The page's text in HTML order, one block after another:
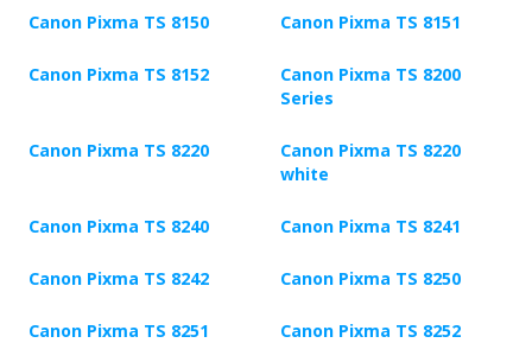
Canon Pixma TS 8150 Canon Pixma TS 8151
Canon Pixma TS 8152
Canon Pixma TS 8200
Series
Canon Pixma TS 8220
Canon Pixma TS 8220
white
Canon Pixma TS 8240 Canon Pixma TS 8241
Canon Pixma TS 8242 Canon Pixma TS 8250
Canon Pixma TS 8251 Canon Pixma TS 8252